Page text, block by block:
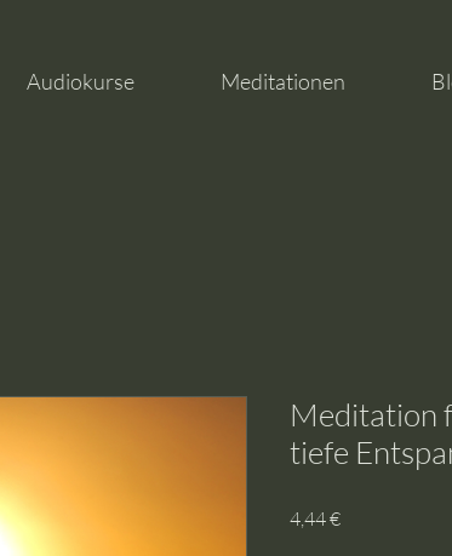
Audiokurse Meditationen
Meditation
tiefe
4,44 €Preis